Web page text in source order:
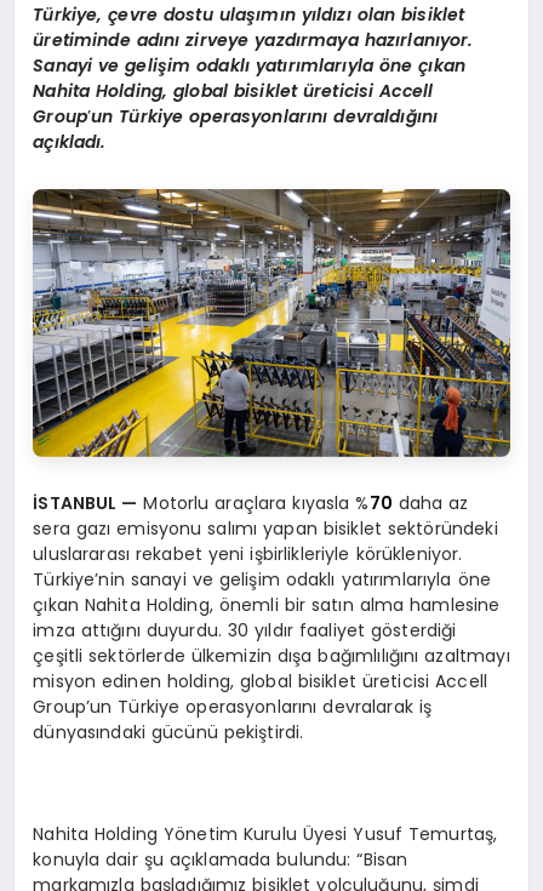
Türkiye, çevre dostu ulaşımın yıldızı olan bisiklet
üretiminde adını zirveye yazdırmaya hazırlanıyor.
Sanayi ve gelişim odaklı yatırımlarıyla öne çıkan
Nahita Holding, global bisiklet üreticisiAccell
Group’un Türkiye operasyonlarınıdevraldığını
açıkladı.
İSTANBUL — Motorlu araçlara kıyasla %70 daha az
sera gazı emisyonu salımı yapan bisiklet sektöründeki
uluslararası rekabet yeni işbirlikleriyle körükleniyor.
Türkiye’nin sanayi ve gelişim odaklı yatırımlarıyla öne
çıkan Nahita Holding, önemli bir satın alma hamlesine
imza attığını duyurdu. 30 yıldır faaliyet gösterdiği
çeşitli sektörlerde ülkemizin dışa bağımlılığını azaltmayı
misyon edinen holding, global bisiklet üreticisi Accell
Group’un Türkiye operasyonlarını devralarak iş
dünyasındaki gücünü pekiştirdi.
Nahita Holding Yönetim Kurulu Üyesi Yusuf Temurtaş,
konuyla dair şu açıklamada bulundu: “Bisan
markamızla başladığımız bisiklet yolculuğunu, şimdi